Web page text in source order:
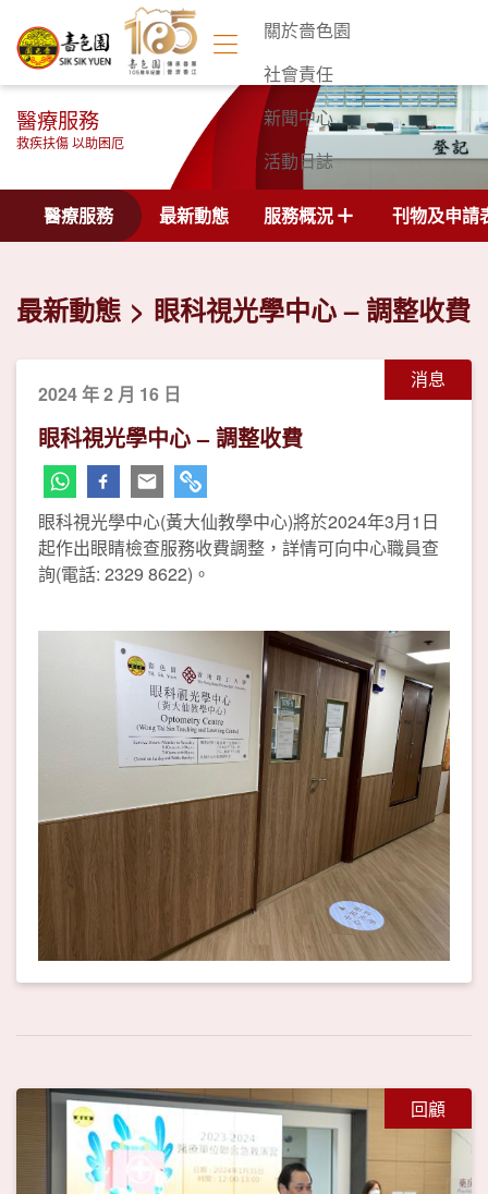
關於嗇色園
社會責任
新聞中心
活動日誌
聯絡我們
醫療服務
救疾扶傷 以助困厄
醫療服務 最新動態 服務概況 刊物及申請
最新動態 眼科視光學中心 – 調整收費
消息
2024 年 2 月 16 日
眼科視光學中心 – 調整收費
眼科視光學中心(黃大仙教學中心)將於2024年3月1日
起作出眼睛檢查服務收費調整，詳情可向中心職員查
詢(電話: 2329 8622)。
回顧